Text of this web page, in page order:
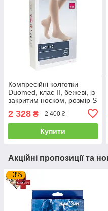
Компресійні колготки
Duomed, клас II, бежеві, із
закритим носком, розмір S
2 328 ₴ 2 400 ₴
Купити
Акційні пропозиції та
–3%